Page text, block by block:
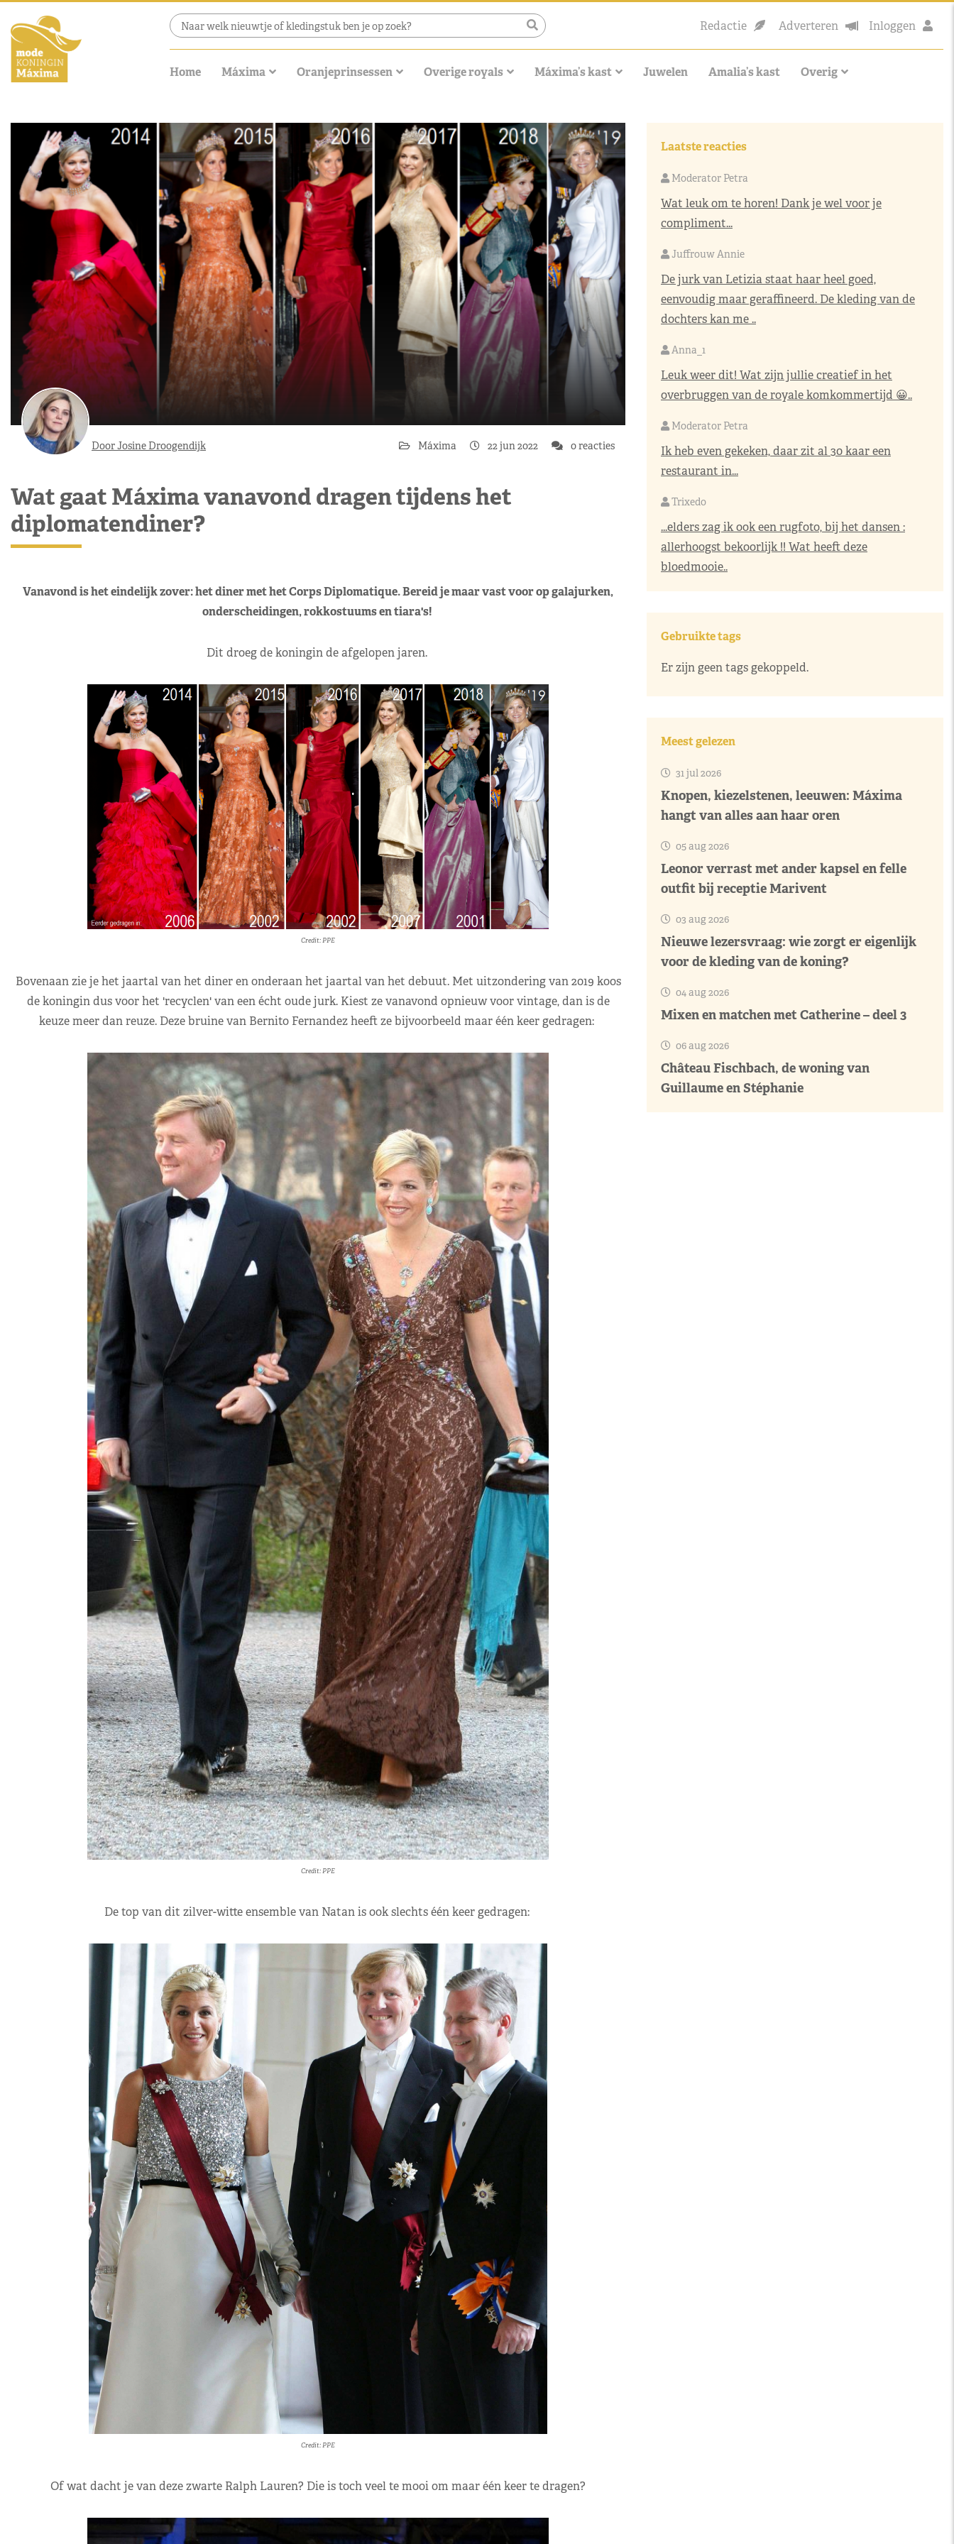
Redactie Adverteren Inloggen
Home Máxima Oranjeprinsessen Overige royals Máxima’s kast Juwelen Amalia’s kast Overig
Door Josine Droogendijk Máxima 22 jun 2022 0 reacties
Wat gaat Máxima vanavond dragen tijdens het
diplomatendiner?
Vanavond is het eindelijk zover: het diner met het Corps Diplomatique. Bereid je maar vast voor op galajurken,
onderscheidingen, rokkostuums en tiara's!
Dit droeg de koningin de afgelopen jaren.
Credit: PPE
Bovenaan zie je het jaartal van het diner en onderaan het jaartal van het debuut. Met uitzondering van 2019 koos
de koningin dus voor het 'recyclen' van een écht oude jurk. Kiest ze vanavond opnieuw voor vintage, dan is de
keuze meer dan reuze. Deze bruine van Bernito Fernandez heeft ze bijvoorbeeld maar één keer gedragen:
Credit: PPE
De top van dit zilver-witte ensemble van Natan is ook slechts één keer gedragen:
Credit: PPE
Of wat dacht je van deze zwarte Ralph Lauren? Die is toch veel te mooi om maar één keer te dragen?
Laatste reacties
Moderator Petra
Wat leuk om te horen! Dank je wel voor je
compliment...
Juffrouw Annie
De jurk van Letizia staat haar heel goed,
eenvoudig maar geraffineerd. De kleding van de
dochters kan me ..
Anna_1
Leuk weer dit! Wat zijn jullie creatief in het
overbruggen van de royale komkommertijd 😀..
Moderator Petra
Ik heb even gekeken, daar zit al 30 kaar een
restaurant in...
Trixedo
...elders zag ik ook een rugfoto, bij het dansen :
allerhoogst bekoorlijk !! Wat heeft deze
bloedmooie..
Gebruikte tags
Er zijn geen tags gekoppeld.
Meest gelezen
31 jul 2026
Knopen, kiezelstenen, leeuwen: Máxima
hangt van alles aan haar oren
05 aug 2026
Leonor verrast met ander kapsel en felle
outfit bij receptie Marivent
03 aug 2026
Nieuwe lezersvraag: wie zorgt er eigenlijk
voor de kleding van de koning?
04 aug 2026
Mixen en matchen met Catherine – deel 3
06 aug 2026
Château Fischbach, de woning van
Guillaume en Stéphanie